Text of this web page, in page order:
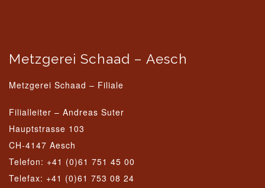
Metzgerei Schaad – Aesch
Metzgerei Schaad – Filiale
Filialleiter – Andreas Suter
Hauptstrasse 103
CH-4147 Aesch
Telefon: +41 (0)61 751 45 00
Telefax: +41 (0)61 753 08 24